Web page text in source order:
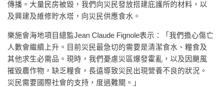
傳播。大量民房被毀，我們向災民發放搭建庇護所的材料，以
及興建及維修貯水塔，向災民供應食水。
樂施會海地項目總監Jean Claude Fignole表示：「我們擔心傷亡
人數會繼續上升。目前災民最急切的需要是清潔食水、糧食及
其他求生必需品。現時，我們憂慮災區爆發霍亂，以及因颶風
摧毀農作物，缺乏糧食，長遠導致災民出現營養不良的狀況。
災民需要國際社會的支持，度過難關。」